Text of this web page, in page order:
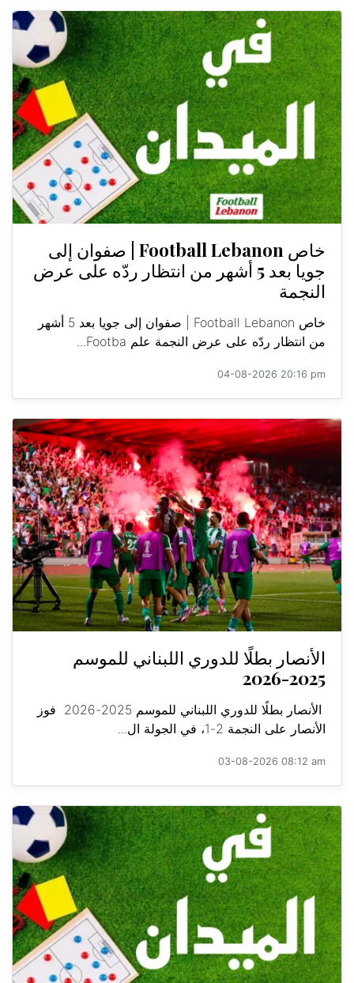
خاص Football Lebanon | صفوان إلى
جويا بعد 5 أشهر من انتظار ردّه على عرض
النجمة
خاص Football Lebanon | صفوان إلى جويا بعد 5 أشهر
من انتظار ردّه على عرض النجمة علم Footba...
04-08-2026 20:16 pm
الأنصار بطلًا للدوري اللبناني للموسم
2025-2026
الأنصار بطلًا للدوري اللبناني للموسم 2025-2026 فوز
الأنصار على النجمة 2-1، في الجولة ال...
03-08-2026 08:12 am